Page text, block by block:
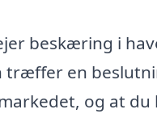
beskæring i
træffer en
og at